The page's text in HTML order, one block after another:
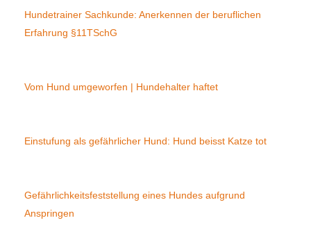
Hundetrainer Sachkunde: Anerkennen der beruflichen
Erfahrung §11TSchG
Vom Hund umgeworfen | Hundehalter haftet
Einstufung als gefährlicher Hund: Hund beisst Katze tot
Gefährlichkeitsfeststellung eines Hundes aufgrund
Anspringen